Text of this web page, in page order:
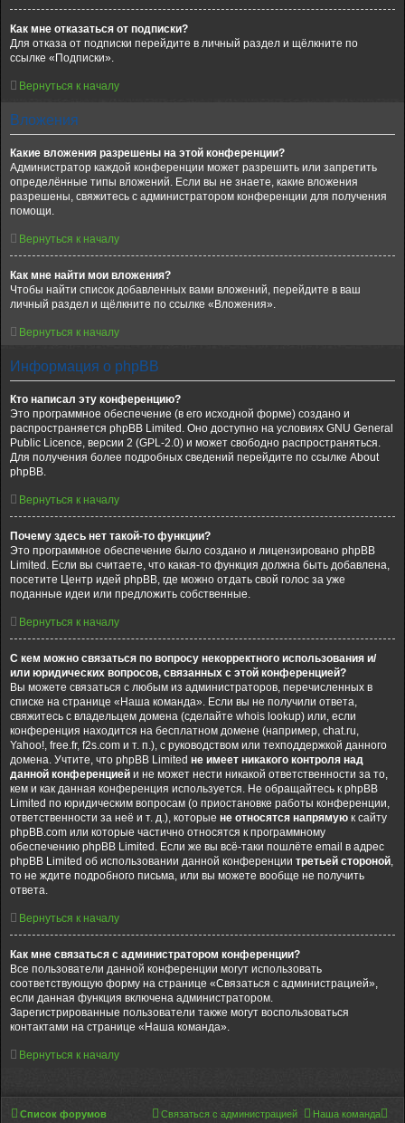
Как мне отказаться от подписки?
Для отказа от подписки перейдите в личный раздел и щёлкните по
ссылке «Подписки».
Вернуться к началу
Вложения
Какие вложения разрешены на этой конференции?
Администратор каждой конференции может разрешить или запретить
определённые типы вложений. Если вы не знаете, какие вложения
разрешены, свяжитесь с администратором конференции для получения
помощи.
Вернуться к началу
Как мне найти мои вложения?
Чтобы найти список добавленных вами вложений, перейдите в ваш
личный раздел и щёлкните по ссылке «Вложения».
Вернуться к началу
Информация о phpBB
Кто написал эту конференцию?
Это программное обеспечение (в его исходной форме) создано и
распространяется phpBB Limited. Оно доступно на условиях GNU General
Public Licence, версии 2 (GPL-2.0) и может свободно распространяться.
Для получения более подробных сведений перейдите по ссылке About
phpBB.
Вернуться к началу
Почему здесь нет такой-то функции?
Это программное обеспечение было создано и лицензировано phpBB
Limited. Если вы считаете, что какая-то функция должна быть добавлена,
посетите Центр идей phpBB, где можно отдать свой голос за уже
поданные идеи или предложить собственные.
Вернуться к началу
С кем можно связаться по вопросу некорректного использования и/
или юридических вопросов, связанных с этой конференцией?
Вы можете связаться с любым из администраторов, перечисленных в
списке на странице «Наша команда». Если вы не получили ответа,
свяжитесь с владельцем домена (сделайте whois lookup) или, если
конференция находится на бесплатном домене (например, chat.ru,
Yahoo!, free.fr, f2s.com и т. п.), с руководством или техподдержкой данного
домена. Учтите, что phpBB Limited не имеет никакого контроля над
данной конференцией и не может нести никакой ответственности за то,
кем и как данная конференция используется. Не обращайтесь к phpBB
Limited по юридическим вопросам (о приостановке работы конференции,
ответственности за неё и т. д.), которые не относятся напрямую к сайту
phpBB.com или которые частично относятся к программному
обеспечению phpBB Limited. Если же вы всё-таки пошлёте email в адрес
phpBB Limited об использовании данной конференции третьей стороной,
то не ждите подробного письма, или вы можете вообще не получить
ответа.
Вернуться к началу
Как мне связаться с администратором конференции?
Все пользователи данной конференции могут использовать
соответствующую форму на странице «Связаться с администрацией»,
если данная функция включена администратором.
Зарегистрированные пользователи также могут воспользоваться
контактами на странице «Наша команда».
Вернуться к началу
Список форумов Наша команда
Связаться с администрацией